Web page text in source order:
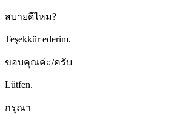
สบายดีไหม?
Teşekkür ederim.
ขอบคุณค่ะ/ครับ
Lütfen.
กรุณา